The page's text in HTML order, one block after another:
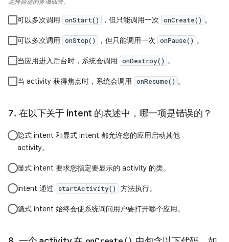
可以多次调用 onStart() ，但只能调用一次 onCreate() 。
可以多次调用 onStop() ，但只能调用一次 onPause() 。
当应用进入后台时，系统会调用 onDestroy() 。
当 activity 获得焦点时，系统会调用 onResume() 。
在以下关于 intent 的表述中，哪一项是错误的？
隐式 intent 和显式 intent 都允许您的应用启动其他
activity。
显式 intent 要求您指定要显示的 activity 的类。
intent 通过 startActivity() 方法执行。
隐式 intent 始终会使系统询问用户要打开哪个应用。